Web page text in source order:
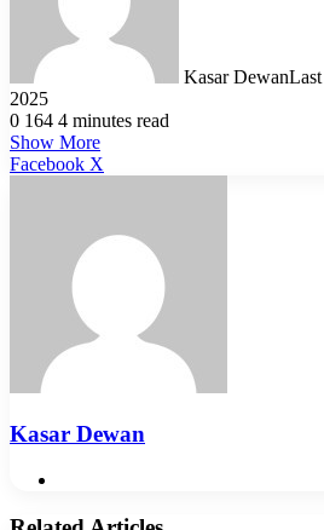
Kasar Dewan
2025
0 164 4 minutes read
Show More
Facebook X
Kasar Dewan